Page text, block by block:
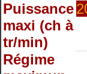
Puissance
maxi (ch à
tr/min)
Régime